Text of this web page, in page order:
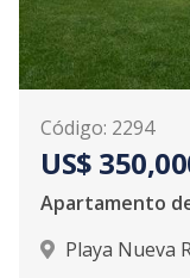
Código: 2294
US$
Playa Nueva